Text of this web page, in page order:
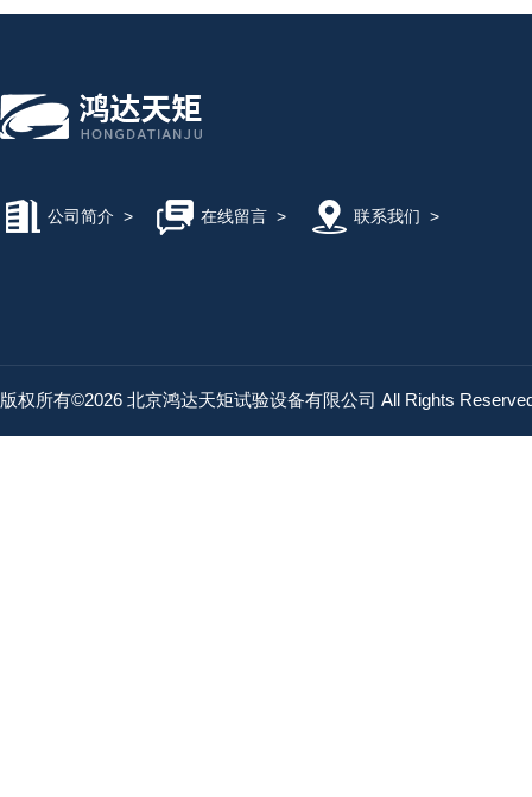
公司简介 > 在线留言> 联系我们 >
版权所有©2026 北京鸿达天矩试验设备有限公司 All Rights